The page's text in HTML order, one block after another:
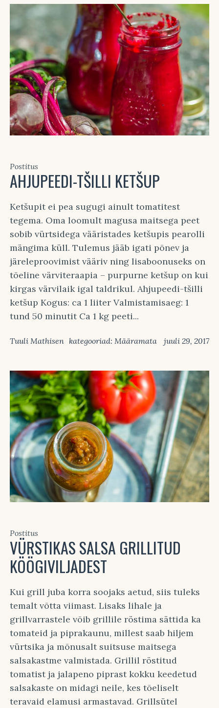
Postitus
AHJUPEEDI-TŠILLI KETŠUP
Ketšupit ei pea sugugi ainult tomatitest
tegema. Oma loomult magusa maitsega peet
sobib vürtsidega vääristades ketšupis pearolli
mängima küll. Tulemus jääb igati põnev ja
järeleproovimist vääriv ning lisaboonuseks on
tõeline värviteraapia – purpurne ketšup on kui
kirgas värvilaik igal taldrikul. Ahjupeedi-tšilli
ketšup Kogus: ca 1 liiter Valmistamisaeg: 1
tund 50 minutit Ca 1 kg peeti...
juuli 29, 2017
Tuuli Mathisen kategooriad: Määramata
Postitus
VÜRSTIKAS SALSA GRILLITUD
KÖÖGIVILJADEST
Kui grill juba korra soojaks aetud, siis tuleks
temalt võtta viimast. Lisaks lihale ja
grillvarrastele võib grillile röstima sättida ka
tomateid ja piprakaunu, millest saab hiljem
vürtsika ja mõnusalt suitsuse maitsega
salsakastme valmistada. Grillil röstitud
tomatist ja jalapeno piprast kokku keedetud
salsakaste on midagi neile, kes tõeliselt
teravaid elamusi armastavad. Grillsütel